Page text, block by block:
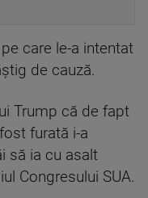
care le-a intentat
de cauză.
Trump că de fapt
furată i-a
să ia cu asalt
Congresului SUA.